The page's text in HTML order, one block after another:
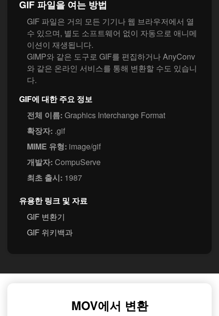
GIF 파일을 여는 방법
GIF 파일은 거의 모든 기기나 웹 브라우저에서 열
수 있으며, 별도 소프트웨어 없이 자동으로 애니메
이션이 재생됩니다.
GIMP와 같은 도구로 GIF를 편집하거나 AnyConv
와 같은 온라인 서비스를 통해 변환할 수도 있습니
다.
GIF에 대한 주요 정보
전체 이름: Graphics Interchange Format
확장자: .gif
MIME 유형: image/gif
개발자: CompuServe
최초 출시: 1987
유용한 링크 및 자료
GIF 변환기
GIF 위키백과
MOV에서 변환